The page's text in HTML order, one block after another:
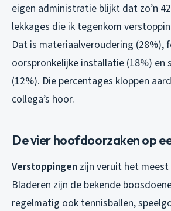
eigen administratie blijkt dat zo’n
lekkages die ik tegenkom
Dat is materiaalveroudering (28%),
oorspronkelijke installatie (18%) en
(12%). Die percentages kloppen
collega’s hoor.
De vier hoofdoorzaken op
Verstoppingen zijn veruit het
Bladeren zijn de bekende
regelmatig ook tennisballen,